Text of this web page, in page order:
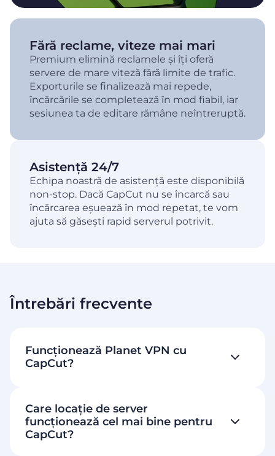
Fără reclame, viteze mai mari
Premium elimină reclamele și îți oferă
servere de mare viteză fără limite de trafic.
Exporturile se finalizează mai repede,
încărcările se completează în mod fiabil, iar
sesiunea ta de editare rămâne neîntreruptă.
Asistență 24/7
Echipa noastră de asistență este disponibilă
non-stop. Dacă CapCut nu se încarcă sau
încărcarea eșuează în mod repetat, te vom
ajuta să găsești rapid serverul potrivit.
Întrebări frecvente
Funcționează Planet VPN cu
CapCut?
Care locație de server
funcționează cel mai bine pentru
CapCut?